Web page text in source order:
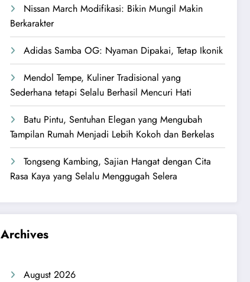
Nissan March Modifikasi: Bikin Mungil Makin
Berkarakter
Adidas Samba OG: Nyaman Dipakai, Tetap Ikonik
Mendol Tempe, Kuliner Tradisional yang
Sederhana tetapi Selalu Berhasil Mencuri Hati
Batu Pintu, Sentuhan Elegan yang Mengubah
Tampilan Rumah Menjadi Lebih Kokoh dan Berkelas
Tongseng Kambing, Sajian Hangat dengan Cita
Rasa Kaya yang Selalu Menggugah Selera
Archives
August 2026